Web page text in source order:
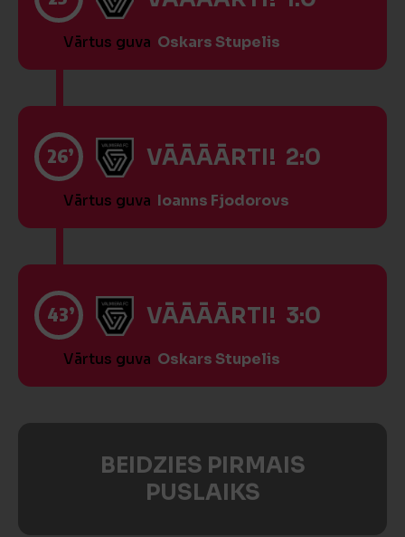
Vārtus guva Oskars Stupelis
26’ VĀĀĀĀRTI! 2:0
Vārtus guva Ioanns Fjodorovs
43’ VĀĀĀĀRTI! 3:0
Vārtus guva Oskars Stupelis
BEIDZIES PIRMAIS
PUSLAIKS